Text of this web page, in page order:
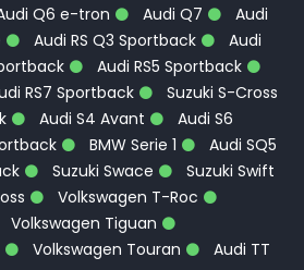
Q6 e-tron Audi Q7
Audi
Audi RS Q3 Sportback
Audi
Audi RS5 Sportback
RS7 Sportback
Suzuki S-Cross
Audi S4 Avant
Audi S6
BMW Serie 1
Audi SQ5
Suzuki Swace
Suzuki Swift
Volkswagen T-Roc
Volkswagen Tiguan
Volkswagen Touran
Audi TT